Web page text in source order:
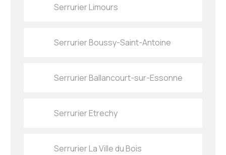
Serrurier Limours
Serrurier Boussy-Saint-Antoine
Serrurier Ballancourt-sur-Essonne
Serrurier Etrechy
Serrurier La Ville du Bois